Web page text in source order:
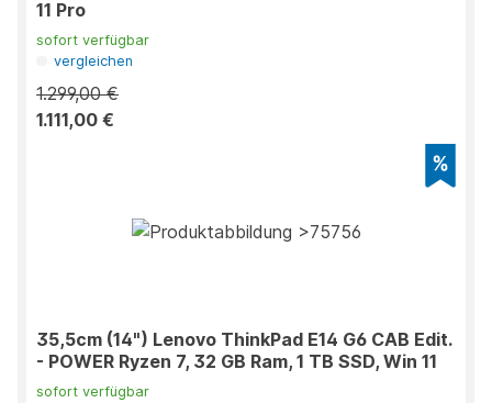
11 Pro
sofort verfügbar
vergleichen
1.299,00 €
1.111,00 €
35,5cm (14") Lenovo ThinkPad E14 G6 CAB Edit.
- POWER Ryzen 7, 32 GB Ram, 1 TB SSD, Win 11
sofort verfügbar